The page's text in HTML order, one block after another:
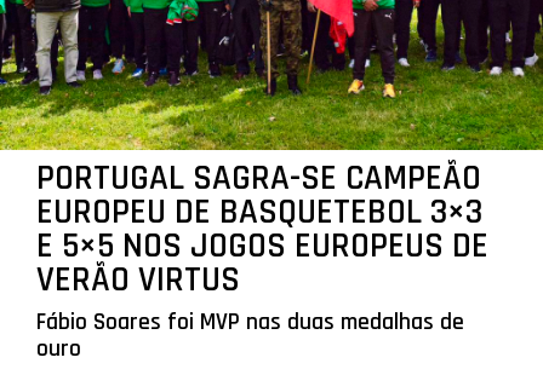
PORTUGAL SAGRA-SE CAMPEÃO
EUROPEU DE BASQUETEBOL 3×3
E 5×5 NOS JOGOS EUROPEUS DE
VERÃO VIRTUS
Fábio Soares foi MVP nas duas medalhas de
ouro